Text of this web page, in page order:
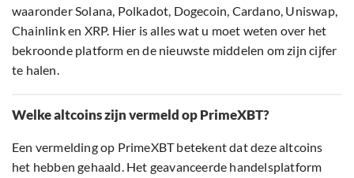
waaronder Solana, Polkadot, Dogecoin, Cardano, Uniswap,
Chainlink en XRP. Hier is alles wat u moet weten over het
bekroonde platform en de nieuwste middelen om zijn cijfer
te halen.
Welke altcoins zijn vermeld op PrimeXBT?
Een vermelding op PrimeXBT betekent dat deze altcoins
het hebben gehaald. Het geavanceerde handelsplatform